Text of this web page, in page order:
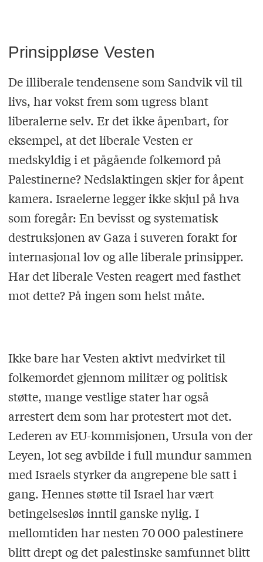
Prinsippløse Vesten
De illiberale tendensene som Sandvik vil til
livs, har vokst frem som ugress blant
liberalerne selv. Er det ikke åpenbart, for
eksempel, at det liberale Vesten er
medskyldig i et pågående folkemord på
Palestinerne? Nedslaktingen skjer for åpent
kamera. Israelerne legger ikke skjul på hva
som foregår: En bevisst og systematisk
destruksjonen av Gaza i suveren forakt for
internasjonal lov og alle liberale prinsipper.
Har det liberale Vesten reagert med fasthet
mot dette? På ingen som helst måte.
Ikke bare har Vesten aktivt medvirket til
folkemordet gjennom militær og politisk
støtte, mange vestlige stater har også
arrestert dem som har protestert mot det.
Lederen av EU-kommisjonen, Ursula von der
Leyen, lot seg avbilde i full mundur sammen
med Israels styrker da angrepene ble satt i
gang. Hennes støtte til Israel har vært
betingelsesløs inntil ganske nylig. I
mellomtiden har nesten 70 000 palestinere
blitt drept og det palestinske samfunnet blitt